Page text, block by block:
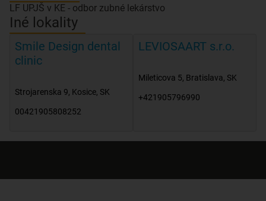
LF UPJŠ v KE - odbor zubné lekárstvo
Iné lokality
Smile Design dental
clinic
Strojarenska 9, Kosice, SK
00421905808252
LEVIOSAART s.r.o.
Mileticova 5, Bratislava, SK
+421905796990